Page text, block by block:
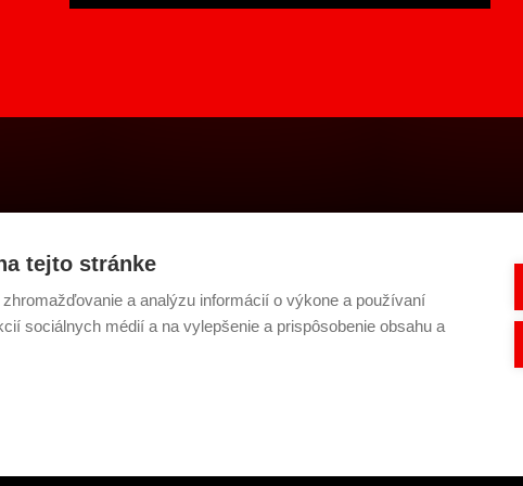
vody
a zdravý vzduch
Skúšobné laboratóriá
Veľkoobchody, servisné a
montážne spoločnosti
Tepelné elektrárne a
tejto stránke
a analýzu informácií o výkone a používaní
sociálnych médií a na vylepšenie a prispôsobenie obsahu a